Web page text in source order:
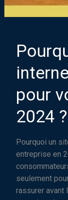
pour
2024 ?
Pourquoi un
entreprise en
seulement
rassurer avant